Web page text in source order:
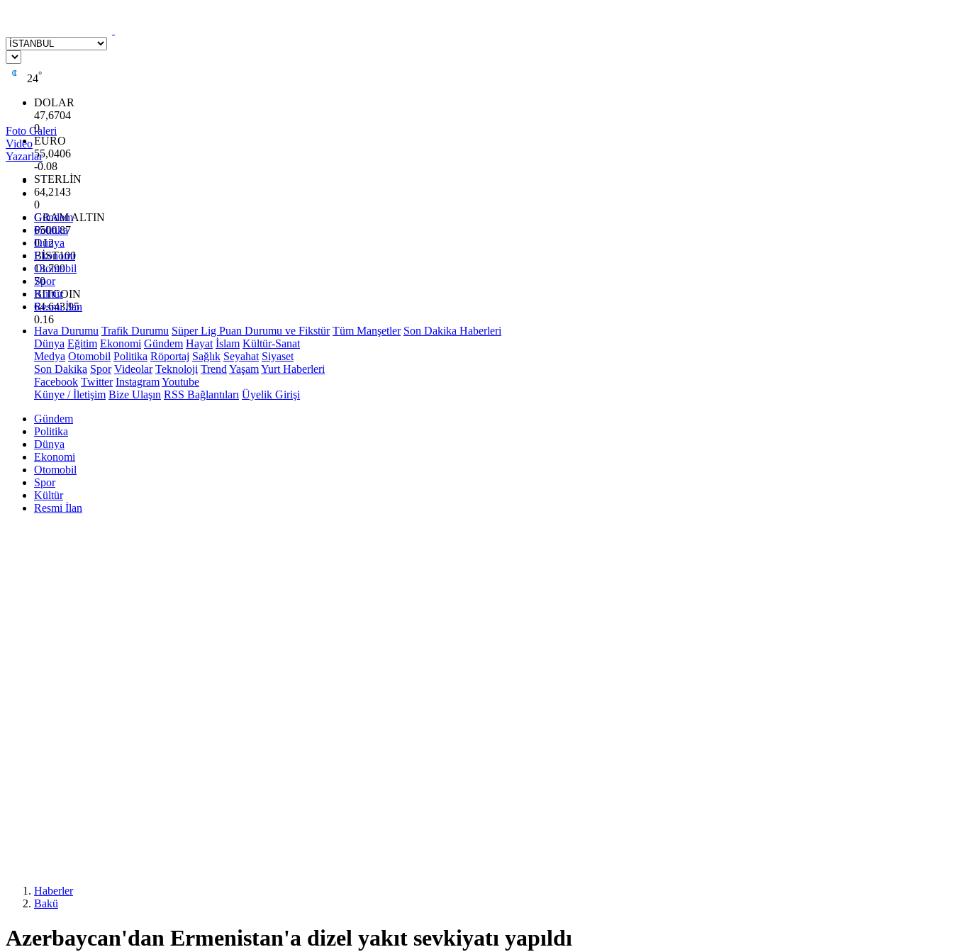
24°
DOLAR
47,6704
0
EURO
55,0406
-0.08
STERLİN
64,2143
0
GRAM ALTIN
6500.87
0.12
BİST100
13.799
70
BITCOIN
64.643,95
0.16
Foto Galeri
Video
Yazarlar
Gündem
Politika
Dünya
Ekonomi
Otomobil
Spor
Kültür
Resmi İlan
Hava Durumu Trafik Durumu Süper Lig Puan Durumu ve Fikstür Tüm Manşetler Son Dakika Haberleri
Dünya Eğitim Ekonomi Gündem Hayat İslam Kültür-Sanat
Medya Otomobil Politika Röportaj Sağlık Seyahat Siyaset
Son Dakika Spor Videolar Teknoloji Trend YaşamYurt Haberleri
Facebook Twitter InstagramYoutube
Künye / İletişim Bize Ulaşın RSS Bağlantıları Üyelik Girişi
Gündem
Politika
Dünya
Ekonomi
Otomobil
Spor
Kültür
Resmi İlan
Haberler
Bakü
Azerbaycan'dan Ermenistan'a dizel yakıt sevkiyatı yapıldı